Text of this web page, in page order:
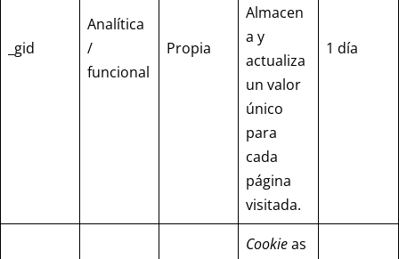
_gid
Analítica
/
funcional
Propia
Almacen
a y
actualiza
un valor
único
para
cada
página
visitada.
1 día
Cookieas